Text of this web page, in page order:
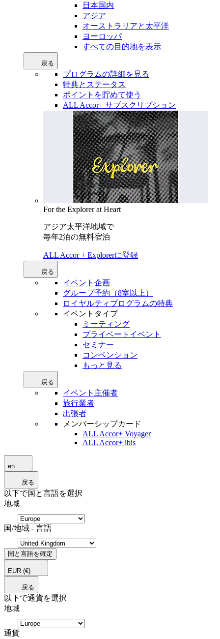
日本国内
アジア
オーストラリアと太平洋
ヨーロッパ
すべての目的地を表示
戻る
プログラムの詳細を見る
特典とステータス
ポイントを貯めて使う
ALL Accor+ サブスクリプション
For the Explorer at Heart
アジア太平洋地域で
毎年2泊の無料宿泊
ALL Accor + Explorerに登録
戻る
イベント企画
グループ予約（8室以上）
ロイヤルティプログラムの特典
イベントタイプ
ミーティング
プライベートイベント
セミナー
コンベンション
もっと見る
戻る
イベント主催者
旅行業者
出張者
メンバーシップカード
ALL Accor+ Voyager
ALL Accor+ ibis
en
戻る
以下で国と言語を選択
地域
国/地域 - 言語
国と言語を確定
EUR (€)
戻る
以下で通貨を選択
地域
通貨